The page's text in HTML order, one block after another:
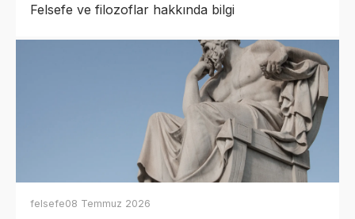
Felsefe ve filozoflar hakkında bilgi
felsefe08 Temmuz 2026